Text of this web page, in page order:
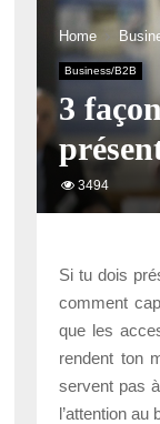
Home
Business/B2B
3
3494
Si tu dois
comment
que les
rendent ton
servent pas
l’attention au